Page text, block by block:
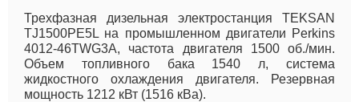
Трехфазная дизельная электростанция TEKSAN
TJ1500PE5L на промышленном двигатели Perkins
4012-46TWG3A, частота двигателя 1500 об./мин.
Объем топливного бака 1540 л, система
жидкостного охлаждения двигателя. Резервная
мощность 1212 кВт (1516 кВа).